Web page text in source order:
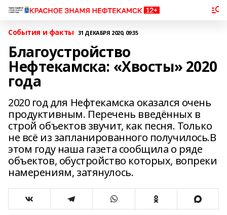
События и факты 31 ДЕКАБРЯ 2020, 09:35
Благоустройство
Нефтекамска: «Хвосты» 2020
года
2020 год для Нефтекамска оказался очень
продуктивным. Перечень введённых в
строй объектов звучит, как песня. Только
не всё из запланированного получилось.В
этом году наша газета сообщила о ряде
объектов, обустройство которых, вопреки
намерениям, затянулось.